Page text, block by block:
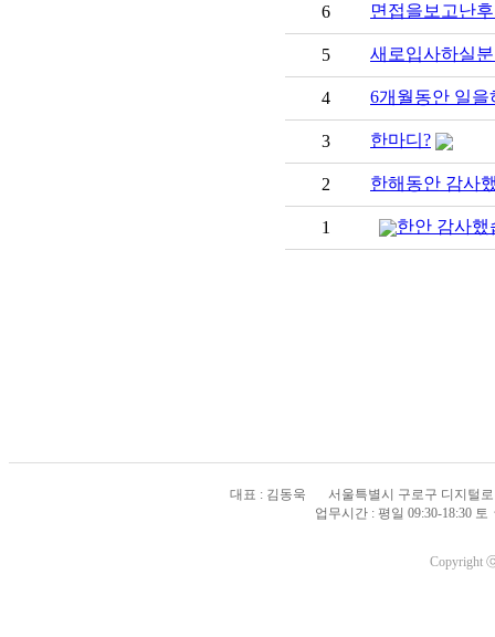
6 면접을보고난
5 새로입사하실
4 6개월동안 일을
3 한마디?
2 한해동안 감사
1 한안 감사했
대표 : 김동욱
서울특별시 구로구 디지털로
업무시간 : 평일 09:30-18:30
Copyright